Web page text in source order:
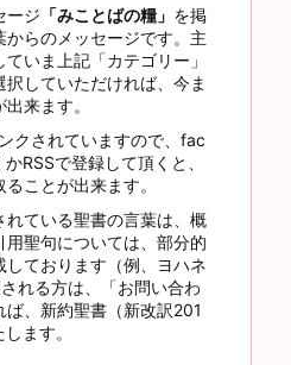
ージ 「みことばの糧」 を掲
らのメッセージです。主
いま上記「カテゴリー」
していただければ、今ま
来ます。
クされていますので、fac
RSSで登録して頂くと、
ことが出来ます。
ている聖書の言葉は、概
聖句については、部分的
ております（例、ヨハネ
れる方は、「お問い合わ
、新約聖書（新改訳201
ます。